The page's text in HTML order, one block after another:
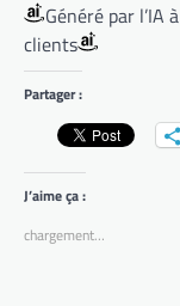
Généré par
clients
Partager :
J’aime ça :
chargement…